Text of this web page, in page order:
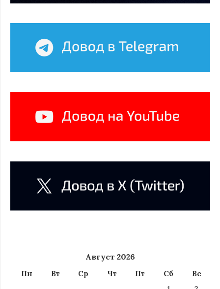
Август 2026
Пн Вт Ср Чт Пт Сб
Вс